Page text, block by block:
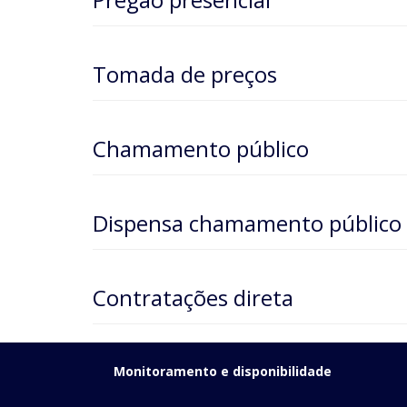
Tomada de preços
Chamamento público
Dispensa chamamento público
Contratações direta
Monitoramento e disponibilidade